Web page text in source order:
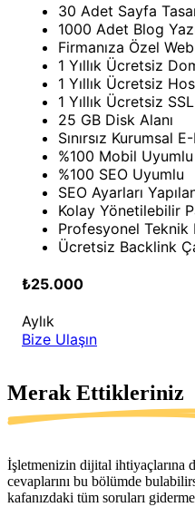
30 Adet Sayfa
1000 Adet Blog
Firmanıza Özel
1 Yıllık Ücretsiz
1 Yıllık Ücretsiz
1 Yıllık Ücretsiz
25 GB Disk Alanı
Sınırsız Kurumsal
%100 Mobil Uyumlu
%100 SEO Uyumlu
SEO Ayarları
Kolay Yönetilebilir
Profesyonel Teknik
Ücretsiz Backlink
₺25.000
Aylık
Bize Ulaşın
Merak Ettikleriniz
İşletmenizin dijital ihtiyaçlarına
cevaplarını bu bölümde
kafanızdaki tüm soruları